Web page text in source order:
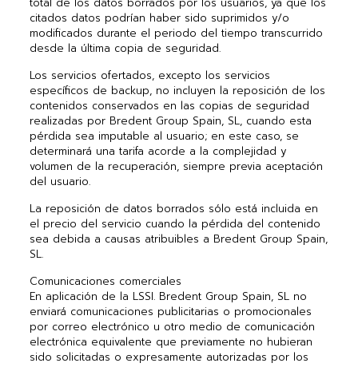
citados datos podrían haber sido suprimidos y/o
modificados durante el periodo del tiempo transcurrido
desde la última copia de seguridad.
Los servicios ofertados, excepto los servicios
específicos de backup, no incluyen la reposición de los
contenidos conservados en las copias de seguridad
realizadas por Bredent Group Spain, SL, cuando esta
pérdida sea imputable al usuario; en este caso, se
determinará una tarifa acorde a la complejidad y
volumen de la recuperación, siempre previa aceptación
del usuario.
La reposición de datos borrados sólo está incluida en
el precio del servicio cuando la pérdida del contenido
sea debida a causas atribuibles a Bredent Group Spain,
SL.
Comunicaciones comerciales
En aplicación de la LSSI. Bredent Group Spain, SL no
enviará comunicaciones publicitarias o promocionales
por correo electrónico u otro medio de comunicación
electrónica equivalente que previamente no hubieran
sido solicitadas o expresamente autorizadas por los